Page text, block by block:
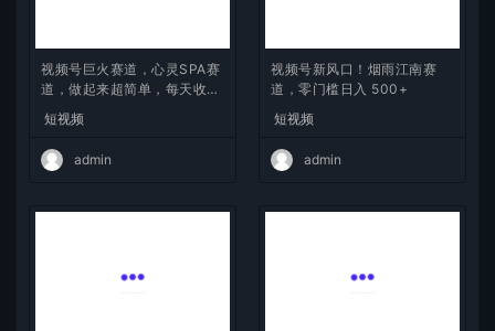
视频号巨火赛道，心灵SPA赛
道，做起来超简单，每天收益
800+
短视频
admin
视频号新风口！烟雨江南赛
道，零门槛日入 500+